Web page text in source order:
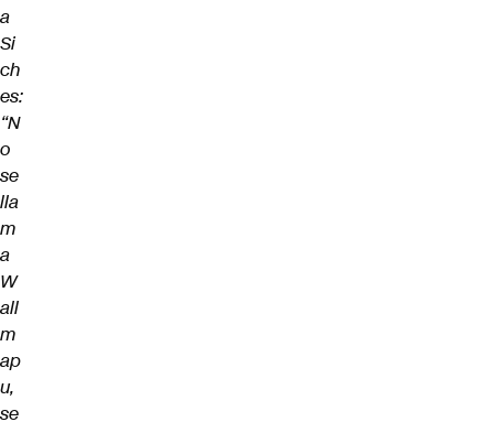
a
Si
ch
es:
“N
o
se
lla
m
a
W
all
m
ap
u,
se